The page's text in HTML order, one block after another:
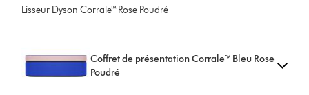
Lisseur Dyson Corrale™ Rose Poudré
Coffret de présentation Corrale™ Bleu Rose
Poudré